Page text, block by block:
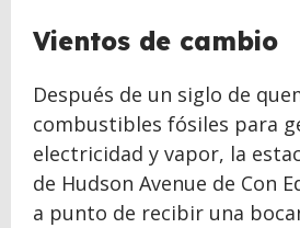
Vientos de cambio
Después de un siglo de
combustibles fósiles para
electricidad y vapor, la
de Hudson Avenue de Con
a punto de recibir una